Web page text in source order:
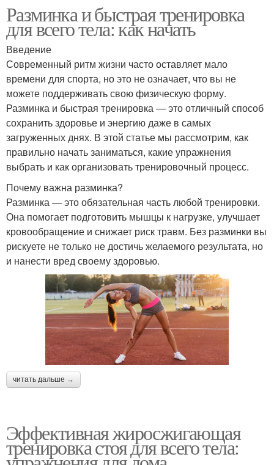
Разминка и быстрая тренировка
для всего тела: как начать
Введение
Современный ритм жизни часто оставляет мало
времени для спорта, но это не означает, что вы не
можете поддерживать свою физическую форму.
Разминка и быстрая тренировка — это отличный способ
сохранить здоровье и энергию даже в самых
загруженных днях. В этой статье мы рассмотрим, как
правильно начать заниматься, какие упражнения
выбрать и как организовать тренировочный процесс.
Почему важна разминка?
Разминка — это обязательная часть любой тренировки.
Она помогает подготовить мышцы к нагрузке, улучшает
кровообращение и снижает риск травм. Без разминки вы
рискуете не только не достичь желаемого результата, но
и нанести вред своему здоровью.
читать дальше →
Эффективная жиросжигающая
тренировка стоя для всего тела: